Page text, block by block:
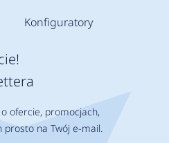
Konfiguratory
ofercie, promocjach,
prosto na Twój e-mail.